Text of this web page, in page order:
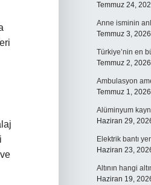
Temmuz 24,
Anne isminin
Temmuz 3, 2026
Türkiye’nin en
Temmuz 2, 2026
Ambulasyon
Temmuz 1, 2026
Alüminyum
Haziran 29,
Elektrik bantı
Haziran 23,
Altının hangi
Haziran 19,